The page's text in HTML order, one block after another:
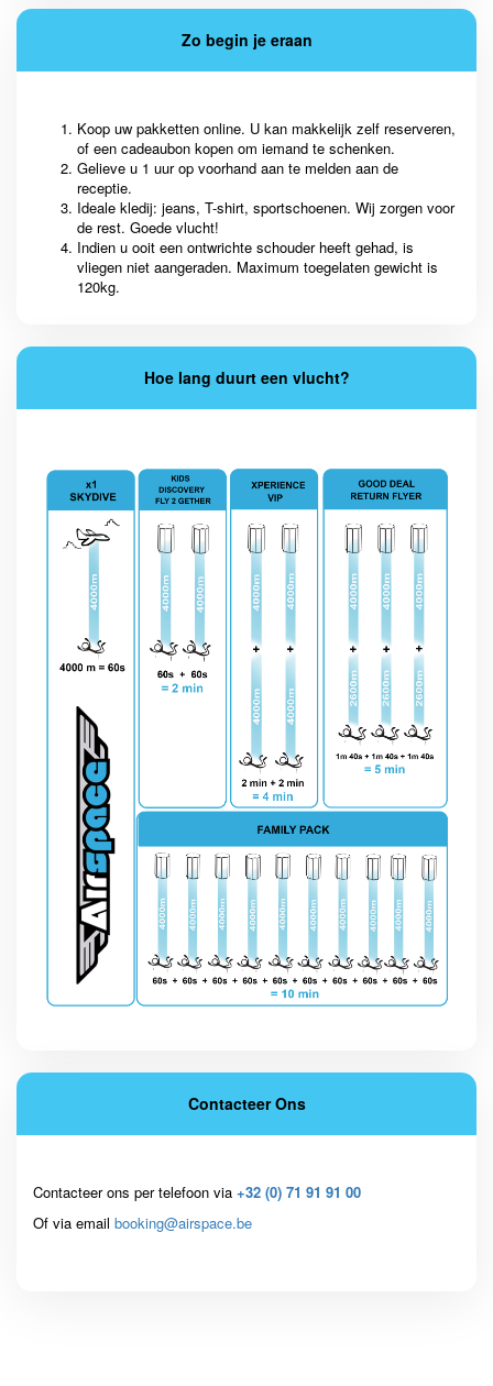
Zo begin je eraan
Koop uw pakketten online. U kan makkelijk zelf reserveren,
of een cadeaubon kopen om iemand te schenken.
Gelieve u 1 uur op voorhand aan te melden aan de
receptie.
Ideale kledij: jeans, T-shirt, sportschoenen. Wij zorgen voor
de rest. Goede vlucht!
Indien u ooit een ontwrichte schouder heeft gehad, is
vliegen niet aangeraden. Maximum toegelaten gewicht is
120kg.
Hoe lang duurt een vlucht?
Contacteer Ons
Contacteer ons per telefoon via +32 (0) 71 91 91 00
Of via email booking@airspace.be